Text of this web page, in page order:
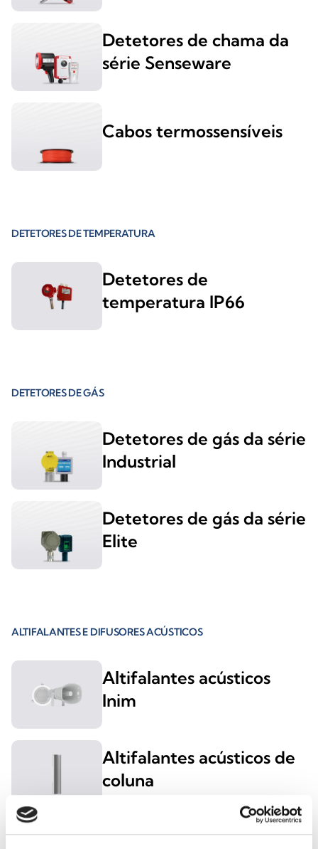
Detetores de chama da
série Senseware
Cabos termossensíveis
DETETORES DE TEMPERATURA
Detetores de
temperatura IP66
DETETORES DE GÁS
Detetores de gás da série
Industrial
Detetores de gás da série
Elite
ALTIFALANTES E DIFUSORES ACÚSTICOS
Altifalantes acústicos
Inim
Altifalantes acústicos de
coluna
Altifalantes acústicos de